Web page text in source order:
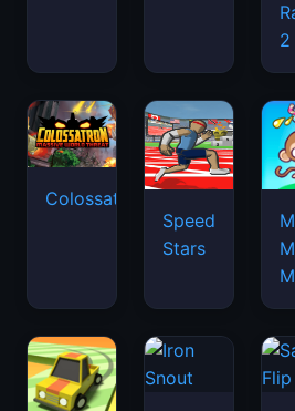
2
Colossatron
Speed
Stars